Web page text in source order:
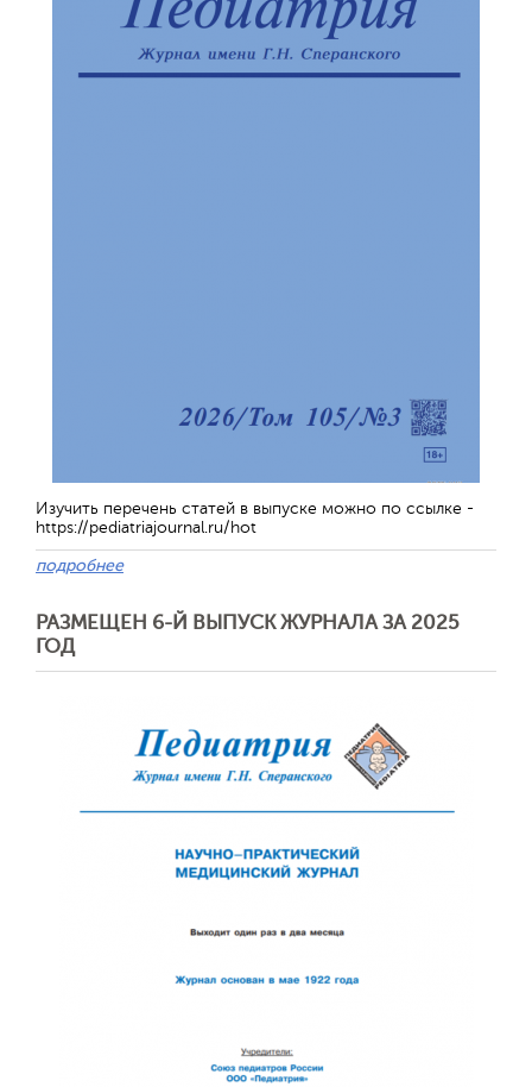
Изучить перечень статей в выпуске можно по ссылке -
https://pediatriajournal.ru/hot
подробнее
РАЗМЕЩЕН 6-Й ВЫПУСК ЖУРНАЛА ЗА 2025
ГОД